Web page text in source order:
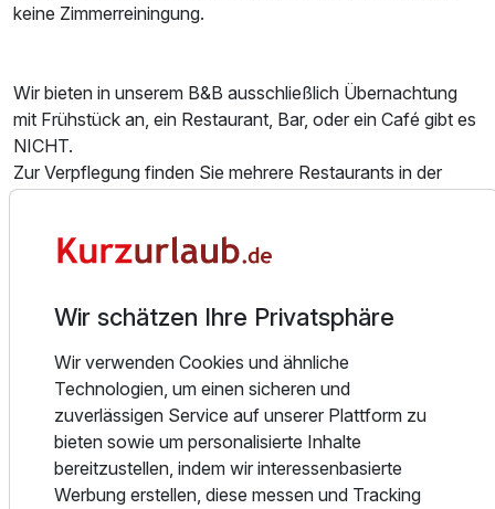
keine Zimmerreiningung.
Wir bieten in unserem B&B ausschließlich Übernachtung
mit Frühstück an, ein Restaurant, Bar, oder ein Café gibt es
NICHT.
Zur Verpflegung finden Sie mehrere Restaurants in der
näheren Umgebung (900m - 3km Entfernung) zum B&B,
Hierzu beraten wir Sie gerne aber persönlich vor Ort.
Wer seinen stressigen Arbeitsalltag entfliehen möchte und
sich das schöne Bad Kötzting anschauen möchte, ist in
unserem B&B in Bad Kötzting genau richtig. Unser B&B
liegt in ruhiger Lage, außerhalb des Stadtzentrums von Bad
Kötzting. Ruhe und Erholung finden Sie hier mit Sicherheit.
Radwege und Wanderwege, befinden sich nur wenige
Schritte vom Haus entfernt und laden auf einen
Spaziergang in die herrliche Natur des Bayerischen Waldes
Wir schätzen Ihre Privatsphäre
Wir verwenden Cookies und ähnliche
Technologien, um einen sicheren und
zuverlässigen Service auf unserer Plattform zu
bieten sowie um personalisierte Inhalte
bereitzustellen, indem wir interessenbasierte
Werbung erstellen, diese messen und Tracking